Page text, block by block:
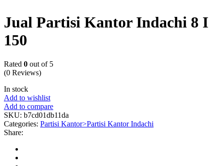
Jual Partisi Kantor Indachi 8 I
150
Rated 0 out of 5
(0 Reviews)
In stock
Add to wishlist
Add to compare
SKU: b7cd01db11da
Categories: Partisi Kantor>Partisi Kantor Indachi
Share: